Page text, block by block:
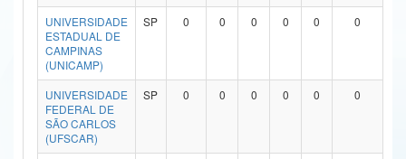
Controladoria-Geral da União
Ministério da Mulher, da Família e dos Direitos Humanos
Secretaria-Geral
Secretaria de Governo
UNIVERSIDADE
ESTADUAL DE
CAMPINAS
(UNICAMP)
SP 0 0 0 0 0 0
UNIVERSIDADE
FEDERAL DE
SÃO CARLOS
(UFSCAR)
SP 0 0 0 0 0 0